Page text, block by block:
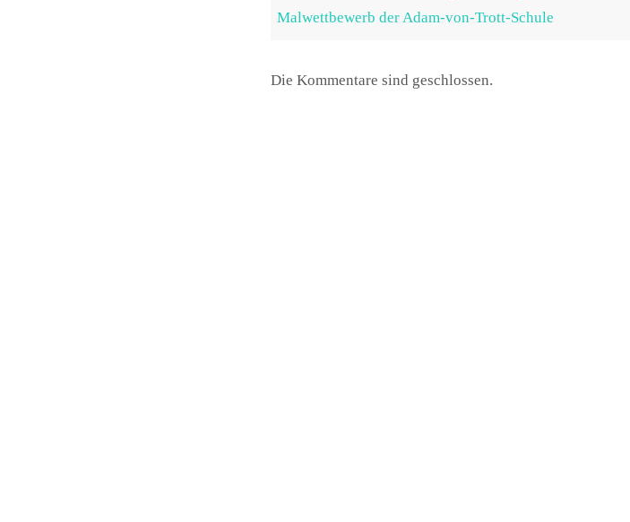
Malwettbewerb der Adam-von-Trott-Schule
Die Kommentare sind geschlossen.